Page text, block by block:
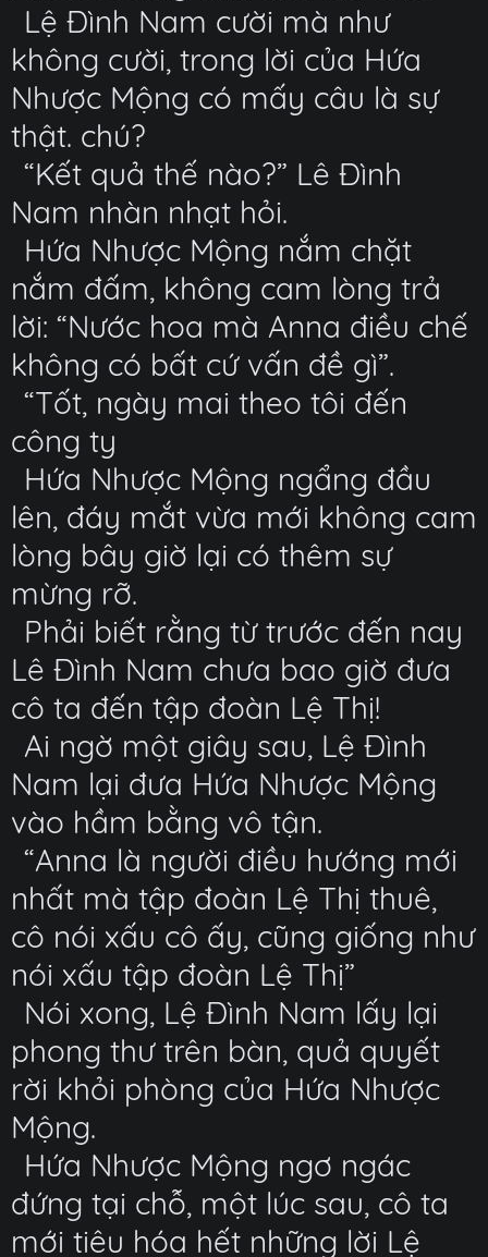
Lệ Đình Nam cười mà như
không cười, trong lời của Hứa
Nhược Mộng có mấy câu là sự
thật. chú?
“Kết quả thế nào?” Lê Đình
Nam nhàn nhạt hỏi.
Hứa Nhược Mộng nắm chặt
nắm đấm, không cam lòng trả
lời: “Nước hoa mà Anna điều chế
không có bất cứ vấn đề gì”.
“Tốt, ngày mai theo tôi đến
công ty
Hứa Nhược Mộng ngẩng đầu
lên, đáy mắt vừa mới không cam
lòng bây giờ lại có thêm sự
mừng rỡ.
Phải biết rằng từ trước đến nay
Lê Đình Nam chưa bao giờ đưa
cô ta đến tập đoàn Lệ Thị!
Ai ngờ một giây sau, Lệ Đình
Nam lại đưa Hứa Nhược Mộng
vào hầm bằng vô tận.
“Anna là người điều hướng mới
nhất mà tập đoàn Lệ Thị thuê,
cô nói xấu cô ấy, cũng giống như
nói xấu tập đoàn Lệ Thị”
Nói xong, Lệ Đình Nam lấy lại
phong thư trên bàn, quả quyết
rời khỏi phòng của Hứa Nhược
Mộng.
Hứa Nhược Mộng ngơ ngác
đứng tại chỗ, một lúc sau, cô ta
mới tiêu hóa hết những lời Lệ